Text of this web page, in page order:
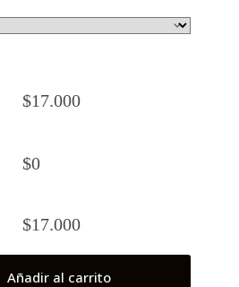
$17.000
$0
$17.000
Añadir al carrito